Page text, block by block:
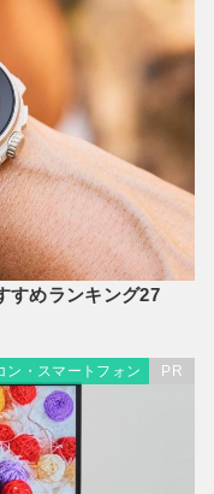
すめランキング27
ン・スマートフォン PR